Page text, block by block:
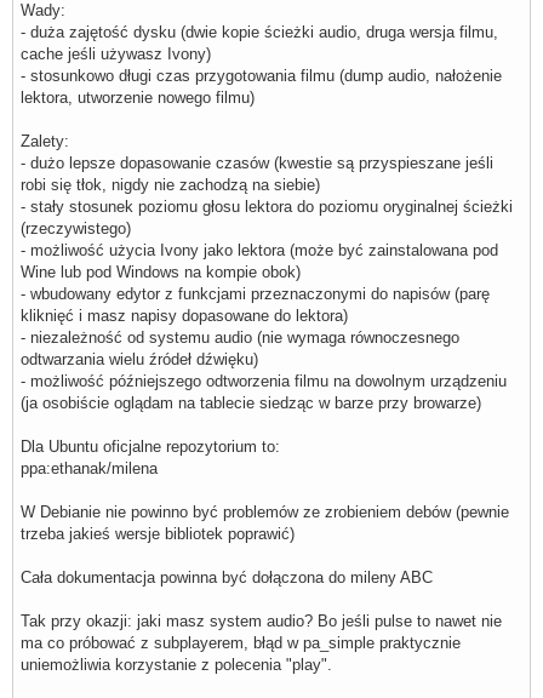
Wady:
- duża zajętość dysku (dwie kopie ścieżki audio, druga wersja filmu,
cache jeśli używasz Ivony)
- stosunkowo długi czas przygotowania filmu (dump audio, nałożenie
lektora, utworzenie nowego filmu)
Zalety:
- dużo lepsze dopasowanie czasów (kwestie są przyspieszane jeśli
robi się tłok, nigdy nie zachodzą na siebie)
- stały stosunek poziomu głosu lektora do poziomu oryginalnej ścieżki
(rzeczywistego)
- możliwość użycia Ivony jako lektora (może być zainstalowana pod
Wine lub pod Windows na kompie obok)
- wbudowany edytor z funkcjami przeznaczonymi do napisów (parę
kliknięć i masz napisy dopasowane do lektora)
- niezależność od systemu audio (nie wymaga równoczesnego
odtwarzania wielu źródeł dźwięku)
- możliwość późniejszego odtworzenia filmu na dowolnym urządzeniu
(ja osobiście oglądam na tablecie siedząc w barze przy browarze)
Dla Ubuntu oficjalne repozytorium to:
ppa:ethanak/milena
W Debianie nie powinno być problemów ze zrobieniem debów (pewnie
trzeba jakieś wersje bibliotek poprawić)
Cała dokumentacja powinna być dołączona do mileny ABC
Tak przy okazji: jaki masz system audio? Bo jeśli pulse to nawet nie
ma co próbować z subplayerem, błąd w pa_simple praktycznie
uniemożliwia korzystanie z polecenia "play".